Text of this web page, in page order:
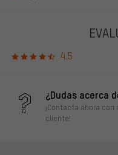
4.5
¿Dudas acerca
¡Contacta ahora
cliente!